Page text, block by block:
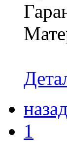
назад
1